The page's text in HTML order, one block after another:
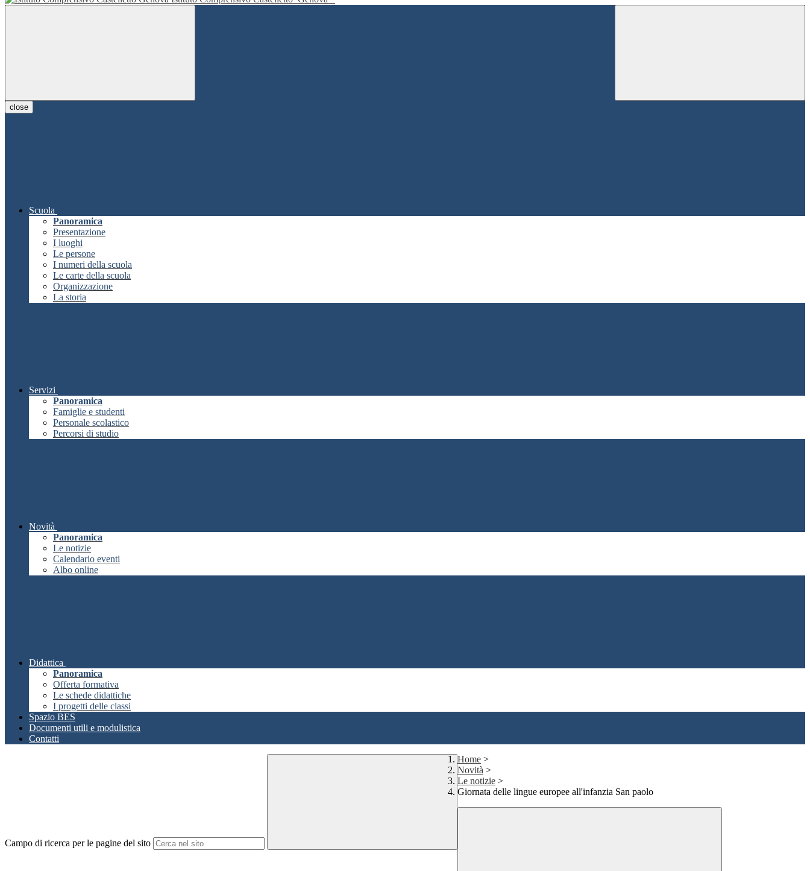
close
Scuola
Panoramica
Presentazione
I luoghi
Le persone
I numeri della scuola
Le carte della scuola
Organizzazione
La storia
Servizi
Panoramica
Famiglie e studenti
Personale scolastico
Percorsi di studio
Novità
Panoramica
Le notizie
Calendario eventi
Albo online
Didattica
Panoramica
Offerta formativa
Le schede didattiche
I progetti delle classi
Spazio BES
Documenti utili e modulistica
Contatti
Campo di ricerca per le pagine del sito
Home >
Novità >
Le notizie >
Giornata delle lingue europee all'infanzia San paolo